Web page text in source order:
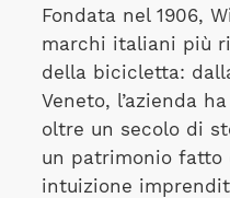
Fondata nel 1906,
marchi italiani più
della bicicletta:
Veneto, l’azienda
oltre un secolo di
un patrimonio fatto
intuizione